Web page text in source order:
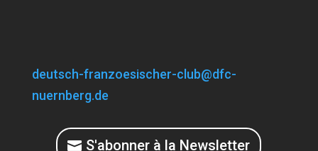
deutsch-franzoesischer-club@dfc-
nuernberg.de
S'abonner à la Newsletter